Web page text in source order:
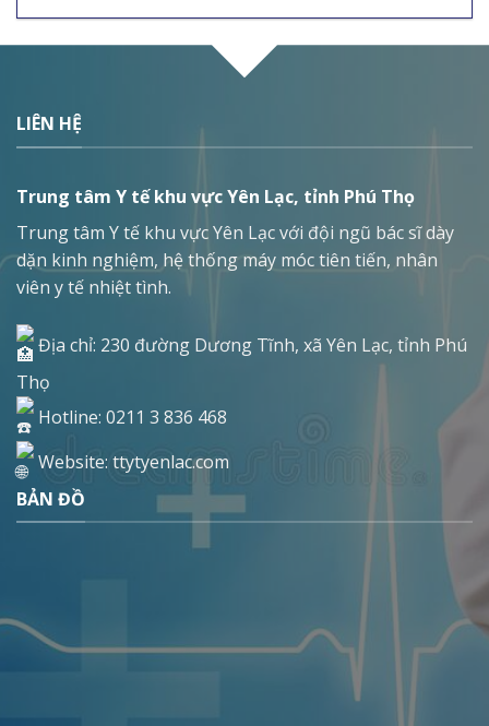
LIÊN HỆ
Trung tâm Y tế khu vực Yên Lạc, tỉnh Phú Thọ
Trung tâm Y tế khu vực Yên Lạc với đội ngũ bác sĩ dày
dặn kinh nghiệm, hệ thống máy móc tiên tiến, nhân
viên y tế nhiệt tình.
Địa chỉ: 230 đường Dương Tĩnh, xã Yên Lạc, tỉnh Phú
Thọ
Hotline: 0211 3 836 468
Website: ttytyenlac.com
BẢN ĐỒ